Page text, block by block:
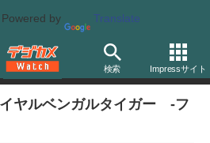
Powered by Translate
検索 Impressサイト
ヤルベンガルタイガー -フ